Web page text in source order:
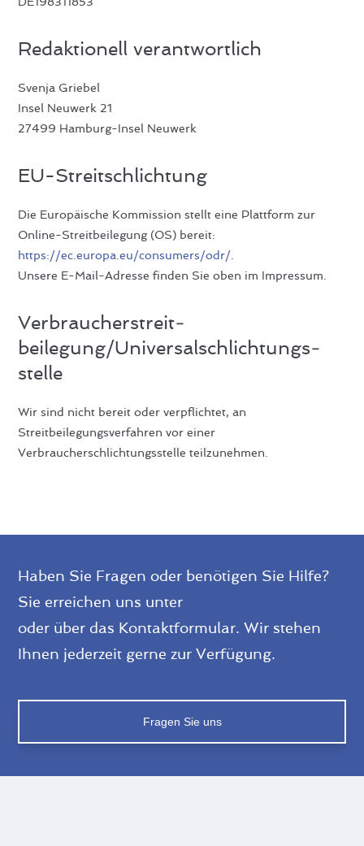
Redaktionell verantwortlich
Svenja Griebel
Insel Neuwerk 21
27499 Hamburg-Insel Neuwerk
EU-Streitschlichtung
Die Europäische Kommission stellt eine Plattform zur
Online-Streitbeilegung (OS) bereit:
https://ec.europa.eu/consumers/odr/.
Unsere E-Mail-Adresse finden Sie oben im Impressum.
Verbraucher­streit­
beilegung/Universal­schlichtungs­
stelle
Wir sind nicht bereit oder verpflichtet, an
Streitbeilegungsverfahren vor einer
Verbraucherschlichtungsstelle teilzunehmen.
Haben Sie Fragen oder benötigen Sie Hilfe?
Sie erreichen uns unter
oder über das Kontaktformular. Wir stehen
Ihnen jederzeit gerne zur Verfügung.
Fragen Sie uns